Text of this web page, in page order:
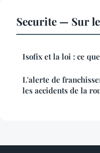
Securite — Sur
Isofix et la loi : ce
L'alerte de
les accidents de la